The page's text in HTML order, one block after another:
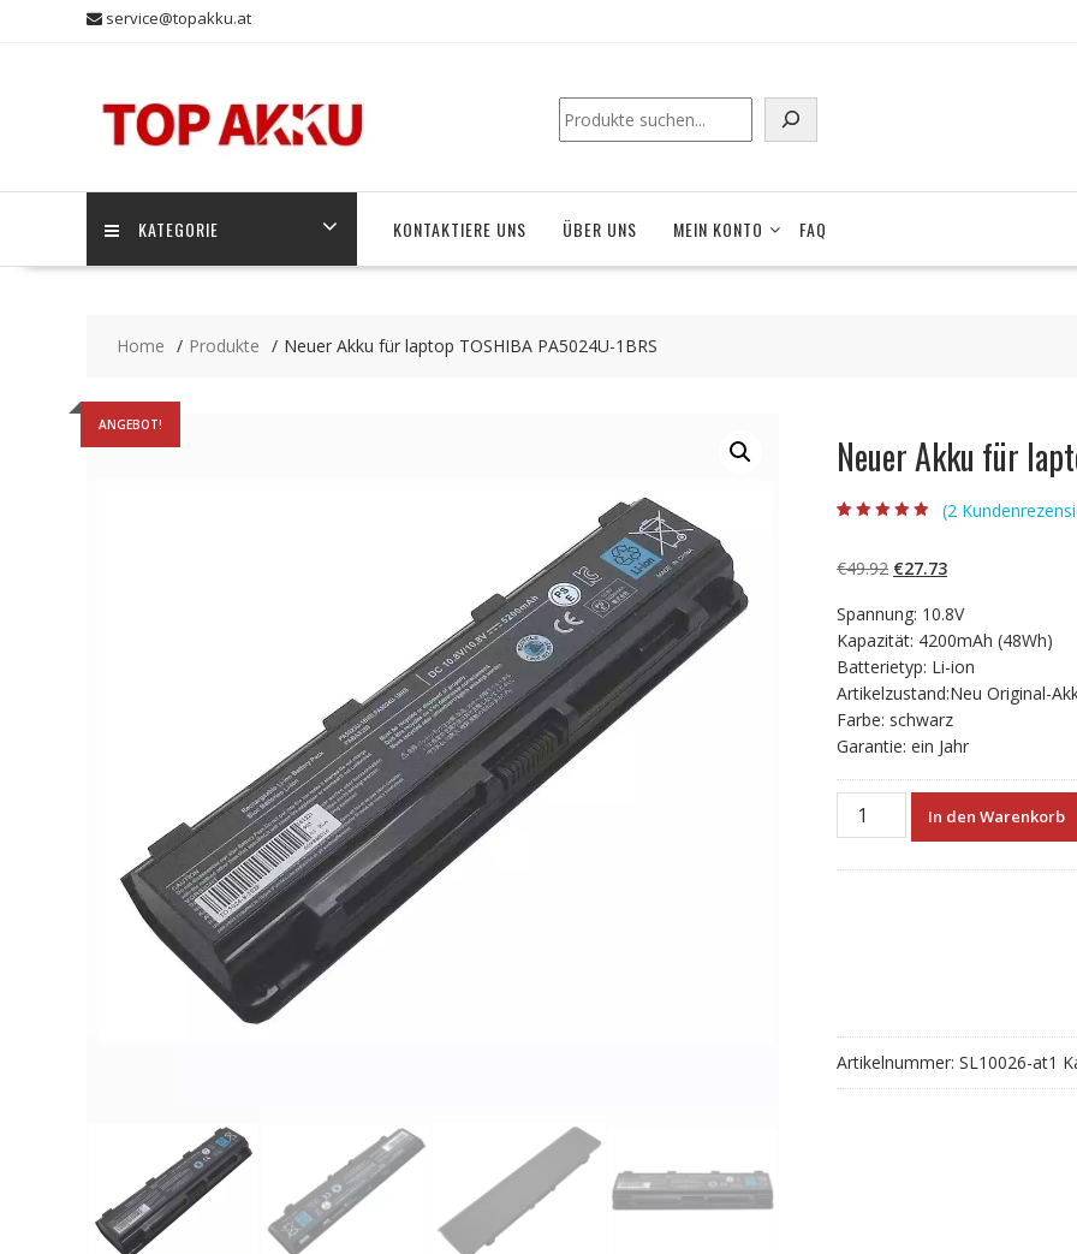
service@topakku.at
KATEGORIE KONTAKTIERE UNS ÜBER UNS MEIN KONTO FAQ
Home Produkte Neuer Akku für laptop TOSHIBA PA5024U-1BRS
ANGEBOT!
Neuer Akku für
basierend auf
Kundenbewertun
(2
€49.92 Ursprünglicher
war:
€49.92
€27.73Aktueller
ist:
€27.73.
Spannung: 10.8V
Kapazität: 4200mAh (48Wh)
Batterietyp: Li-ion
Artikelzustand:Neu Original-
Farbe: schwarz
Garantie: ein Jahr
Neuer
Akku
In den Warenkorb
Artikelnummer: SL10026-at1